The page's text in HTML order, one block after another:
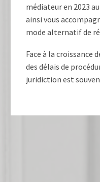
médiateur en 2023
ainsi vous
mode alternatif de
Face à la croissance
des délais de
juridiction est